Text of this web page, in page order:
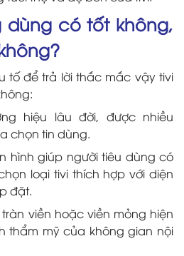
dùng có tốt không,
tố để trả lời thắc mắc vậy tivi
hiệu lâu đời, được nhiều
chọn tin dùng.
hình giúp người tiêu dùng có
loại tivi thích hợp với diện
đặt.
viền hoặc viền mỏng hiện
thẩm mỹ của không gian nội